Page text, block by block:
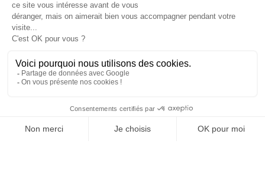
Agence web:Novius